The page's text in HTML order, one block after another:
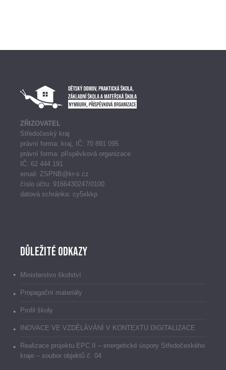
ZŘIZOVATEL
Středočeský kraj
právní forma: kraj, IČ: 70 891 095
právní forma: příspěvková organizace
IČ: 62 444 191
email: ZSPNB@kr-s.cz
číslo účtu: 9166430247/0100
datová schránka: cy5xkkp
Důležité odkazy
Ministerstvo školství
Propagační materiály
Profil školy
INOVACE VE VZDĚLÁVÁNÍ V KONTEXTU DIGITALIZACE
Realizace projektu EPC II – energetické úspory Středočeského
kraje – soubor objektů č. 04